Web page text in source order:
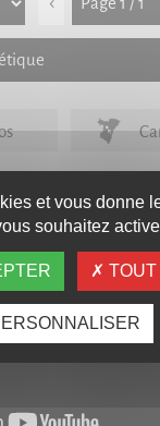
VIDÉOS
et vous donne
souhaitez